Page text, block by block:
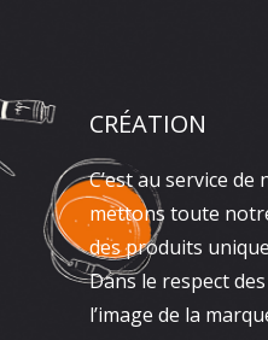
CRÉATION
C’est au service
mettons toute
des produits
Dans le respect
l’image de la